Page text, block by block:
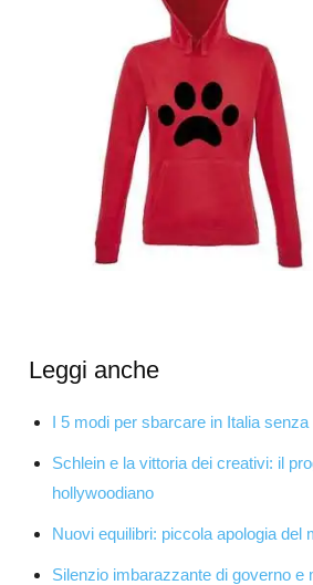
Leggi anche
I 5 modi per sbarcare in Italia
Schlein e la vittoria dei creativi: il
hollywoodiano
Nuovi equilibri: piccola apologia del
Silenzio imbarazzante di governo e